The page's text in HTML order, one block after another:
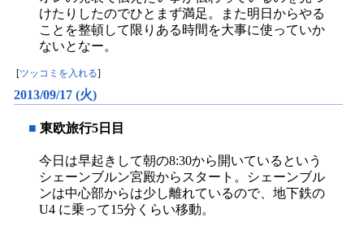
けたりしたのでひとまず満足。また明日からやる
ことを整頓して限りある時間を大事に使っていか
ないとなー。
[ツッコミを入れる]
2013/09/17 (火)
■ 東欧旅行5日目
今日は早起きして朝の8:30から開いているという
シェーンブルン宮殿からスタート。シェーンブル
ンは中心部からは少し離れているので、地下鉄の
U4 に乗って15分くらい移動。